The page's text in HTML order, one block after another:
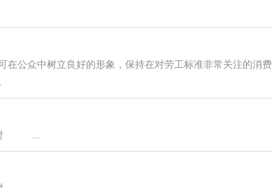
在公众中树立良好的形象，保持在对劳工标准非常关注的消
对 ...